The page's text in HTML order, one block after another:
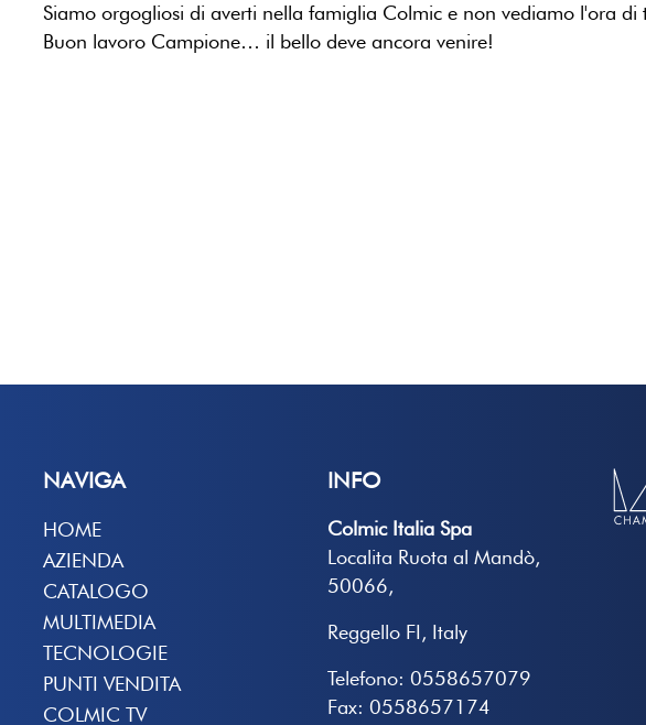
Siamo orgogliosi di averti nella famiglia Colmic e non vediamo l'ora
Buon lavoro Campione… il bello deve ancora venire!
NAVIGA
HOME
AZIENDA
CATALOGO
MULTIMEDIA
TECNOLOGIE
PUNTI VENDITA
COLMIC TV
INFO
Colmic Italia Spa
Localita Ruota al Mandò,
50066,
Reggello FI, Italy
Telefono: 0558657079
Fax: 0558657174